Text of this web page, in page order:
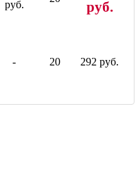
руб.
руб.
- 20 292 руб.